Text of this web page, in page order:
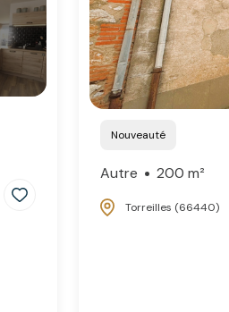
Nouveauté
Autre 200 m²
Torreilles (66440)